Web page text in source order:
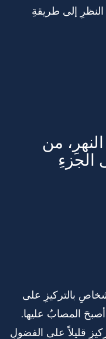
إلى طريقةِ
من
الجزءِ
بالتركيزِ على
المصابُ عليها.
قليلاً على الفضولِ